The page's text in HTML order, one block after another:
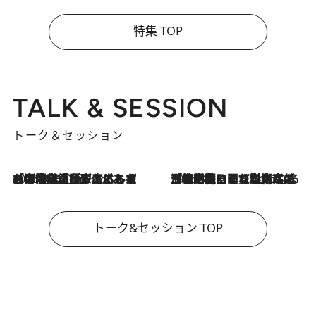
特集 TOP
TALK & SESSION
トーク＆セッション
2026.8.3
「今後値上げがあるとすれば…」「リスクがあるのは今年の冬」エネルギー専門家が語る、ホルムズ海峡封鎖が家庭にもたらす“ある心配” 2026.8.3
「住宅建てられない…」「サーチャージ料の高値が続いている」ホルムズ海峡封鎖による影響はいつまで続く？《エネルギー専門家に聞く“どうなる日本の暮らし”》
トーク&セッション TOP